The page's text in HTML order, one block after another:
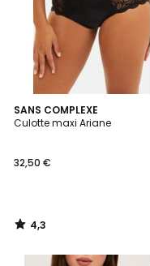
SANS COMPLEXE
Culotte maxi Ariane
32,50 €
4,3
/ 5
4,3
/